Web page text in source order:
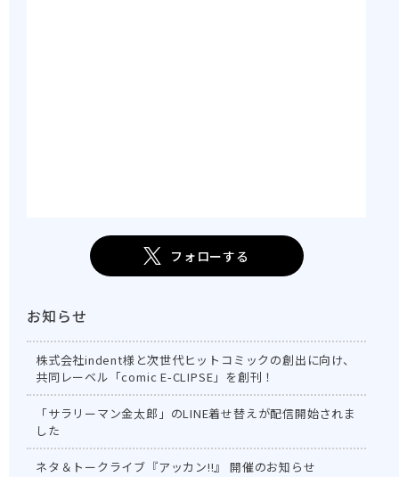
フォローする
お知らせ
株式会社indent様と次世代ヒットコミックの創出に向け、
共同レーベル「comic E-CLIPSE」を創刊！
「サラリーマン金太郎」のLINE着せ替えが配信開始されま
した
ネタ＆トークライブ『アッカン!!』 開催のお知らせ